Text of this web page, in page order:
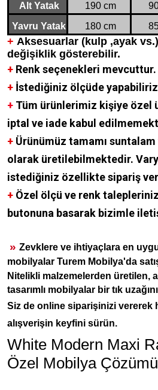
Alt Yatak
190 cm
Yavru Yatak
180 cm
+ Aksesuarlar (kulp ,ayak
değişiklik gösterebilir.
+ Renk seçenekleri mevcuttur.
+ İstediğiniz ölçüde
+ Tüm ürünlerimiz kişiye özel
iptal ve iade kabul
+ Ürünümüz tamamı
olarak üretilebilmektedir.
istediğiniz özellikte sipariş
+ Özel ölçü ve renk
butonuna basarak bizimle
» Zevklere ve ihtiyaçlara en
mobilyalar Turem Mobilya'da
Nitelikli malzemelerden üretilen,
tasarımlı mobilyalar bir tık
Siz de online siparişinizi vererek
alışverişin keyfini sürün.
White Modern Maxi
Özel Mobilya Çözümü